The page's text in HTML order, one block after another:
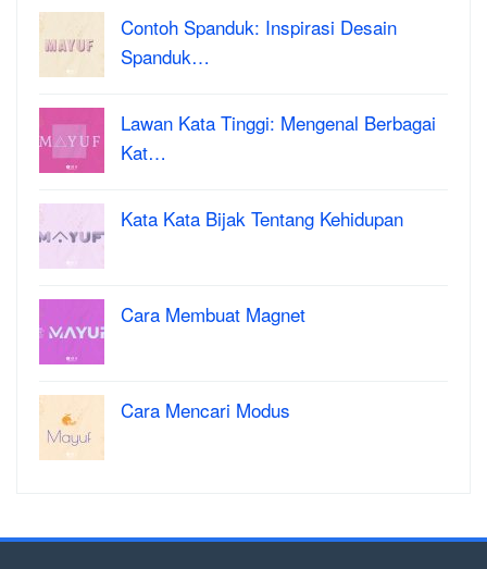
Contoh Spanduk: Inspirasi Desain
Spanduk…
Lawan Kata Tinggi: Mengenal Berbagai
Kat…
Kata Kata Bijak Tentang Kehidupan
Cara Membuat Magnet
Cara Mencari Modus